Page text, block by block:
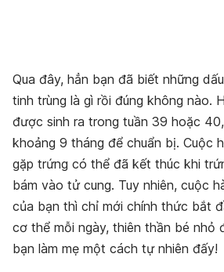
Qua đây, hẳn bạn đã biết những
tinh trùng là gì rồi đúng không nào.
được sinh ra trong tuần 39 hoặc
khoảng 9 tháng để chuẩn bị. Cuộc
gặp trứng có thể đã kết thúc khi
bám vào tử cung. Tuy nhiên, cuộc
của bạn thì chỉ mới chính thức bắt
cơ thể mỗi ngày, thiên thần bé nhỏ
bạn làm mẹ một cách tự nhiên đấy!